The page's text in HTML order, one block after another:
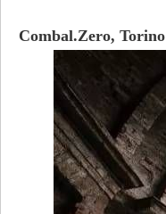
Combal.Zero, Torino